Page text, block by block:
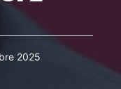
2025